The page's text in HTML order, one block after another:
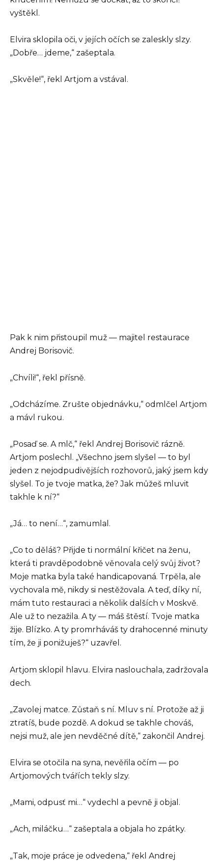
vyštěkl.
Elvira sklopila oči, v jejích očích se zaleskly slzy.
„Dobře… jdeme,“ zašeptala.
„Skvěle!“, řekl Artjom a vstával.
Pak k nim přistoupil muž — majitel restaurace
Andrej Borisovič.
„Chvíli!“, řekl přísně.
„Odcházíme. Zrušte objednávku,“ odmlčel Artjom
a mávl rukou.
„Posaď se. A mlč,“ řekl Andrej Borisovič rázně.
Artjom poslechl. „Všechno jsem slyšel — to byl
jeden z nejodpudivějších rozhovorů, jaký jsem kdy
slyšel. To je tvoje matka, že? Jak můžeš mluvit
takhle k ní?“
„Já… to není…“, zamumlal.
„Co to děláš? Přijde ti normální křičet na ženu,
která ti pravděpodobně věnovala celý svůj život?
Moje matka byla také handicapovaná. Trpěla, ale
vychovala mě, nikdy si nestěžovala. A teď, díky ní,
mám tuto restauraci a několik dalších v Moskvě.
Ale už to nezažila. A ty — máš štěstí. Tvoje matka
žije. Blízko. A ty promrháváš ty drahocenné minuty
tím, že ji ponižuješ?“ uzavřel.
Artjom sklopil hlavu. Elvira naslouchala, zadržovala
dech.
„Zavolej matce. Zůstaň s ní. Mluv s ní. Protože až ji
ztratíš, bude pozdě. A dokud se takhle chováš,
nejsi muž, ale jen nevděčné dítě,“ zakončil Andrej.
Elvira se otočila na syna, nevěřila očím — po
Artjomových tvářích tekly slzy.
„Mami, odpusť mi…“ vydechl a pevně ji objal.
„Ach, miláčku…“ zašeptala a objala ho zpátky.
„Tak, moje práce je odvedena,“ řekl Andrej